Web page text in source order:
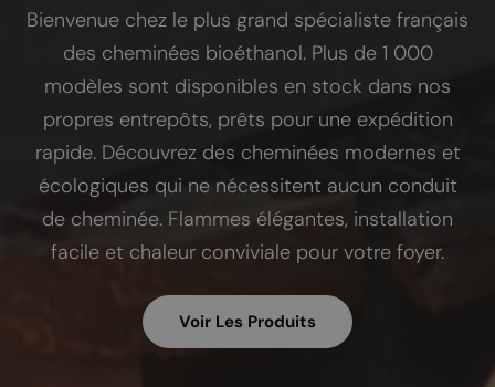
Bienvenue chez le plus grand spécialiste français
des cheminées bioéthanol. Plus de 1 000
modèles sont disponibles en stock dans nos
propres entrepôts, prêts pour une expédition
rapide. Découvrez des cheminées modernes et
écologiques qui ne nécessitent aucun conduit
de cheminée. Flammes élégantes, installation
facile et chaleur conviviale pour votre foyer.
Voir Les Produits